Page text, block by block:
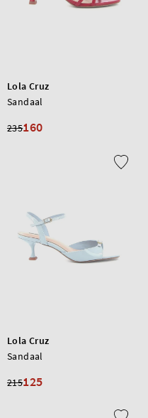
Lola Cruz
Sandaal
235160
Lola Cruz
Sandaal
215125